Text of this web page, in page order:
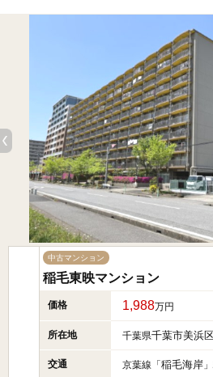
中古マンション
稲毛東映マンション
価格 1,988万円
所在地 千葉県千葉市美浜
交通 京葉線「 稲毛海岸